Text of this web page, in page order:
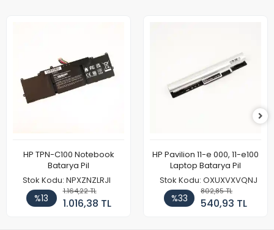
HP TPN-C100 Notebook
Batarya Pil
Stok Kodu: NPXZNZLRJI
%13
1.164,22 TL
1.016,38 TL
HP Pavilion 11-e 000, 11-e100
Laptop Batarya Pil
Stok Kodu: OXUXVXVQNJ
%33
802,85 TL
540,93 TL